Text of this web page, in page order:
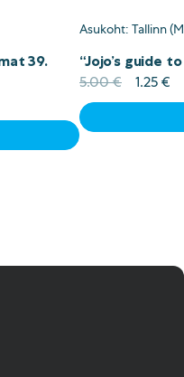
39.
Asukoht: Tallinn
“Jojo’s guide
5.00€
Algne
hind
5.00 €.
1.25€